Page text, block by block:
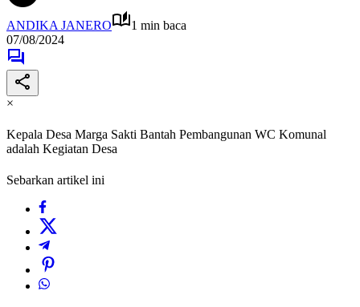
ANDIKA JANERO
1 min baca
07/08/2024
×
Kepala Desa Marga Sakti Bantah Pembangunan WC Komunal
adalah Kegiatan Desa
Sebarkan artikel ini